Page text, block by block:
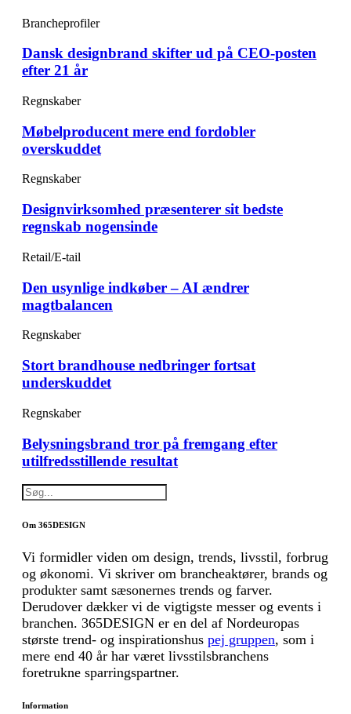
Brancheprofiler
Dansk designbrand skifter ud på CEO-posten
efter 21 år
Regnskaber
Møbelproducent mere end fordobler
overskuddet
Regnskaber
Designvirksomhed præsenterer sit bedste
regnskab nogensinde
Retail/E-tail
Den usynlige indkøber – AI ændrer
magtbalancen
Regnskaber
Stort brandhouse nedbringer fortsat
underskuddet
Regnskaber
Belysningsbrand tror på fremgang efter
utilfredsstillende resultat
Om 365DESIGN
Vi formidler viden om design, trends, livsstil, forbrug
og økonomi. Vi skriver om brancheaktører, brands og
produkter samt sæsonernes trends og farver.
Derudover dækker vi de vigtigste messer og events i
branchen. 365DESIGN er en del af Nordeuropas
største trend- og inspirationshus pej gruppen, som i
mere end 40 år har været livsstilsbranchens
foretrukne sparringspartner.
Information